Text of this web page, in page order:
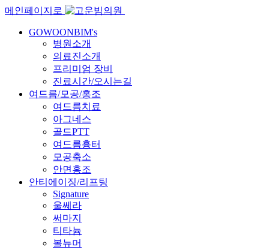
메인페이지로
GOWOONBIM's
병원소개
의료진소개
프리미엄 장비
진료시간/오시는길
여드름/모공/홍조
여드름치료
아그네스
골드PTT
여드름흉터
모공축소
안면홍조
안티에이징/리프팅
Signature
울쎄라
써마지
티타늄
볼뉴머